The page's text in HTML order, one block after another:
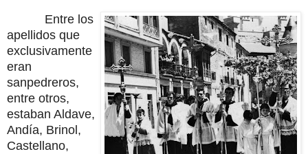
Entre los
apellidos que
exclusivamente
eran
sanpedreros,
entre otros,
estaban Aldave,
Andía, Brinol,
Castellano,